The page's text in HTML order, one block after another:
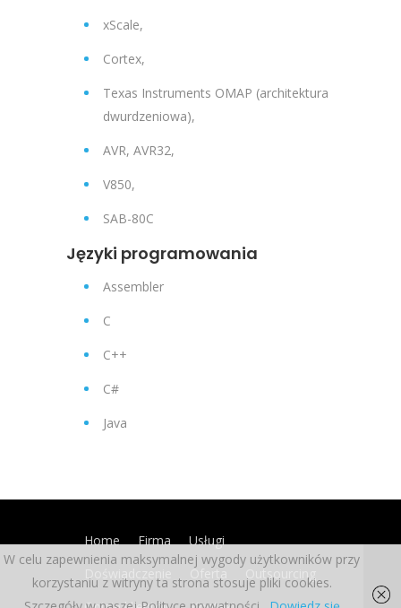
xScale,
Cortex,
Texas Instruments OMAP (architektura
dwurdzeniowa),
AVR, AVR32,
V850,
SAB-80C
Języki programowania
Assembler
C
C++
C#
Java
Home Firma
Usługi
Doświadczenie
Oferta
Outsourcing
W celu zapewnienia maksymalnej wygody użytkowników przy
korzystaniu z witryny ta strona stosuje pliki cookies.